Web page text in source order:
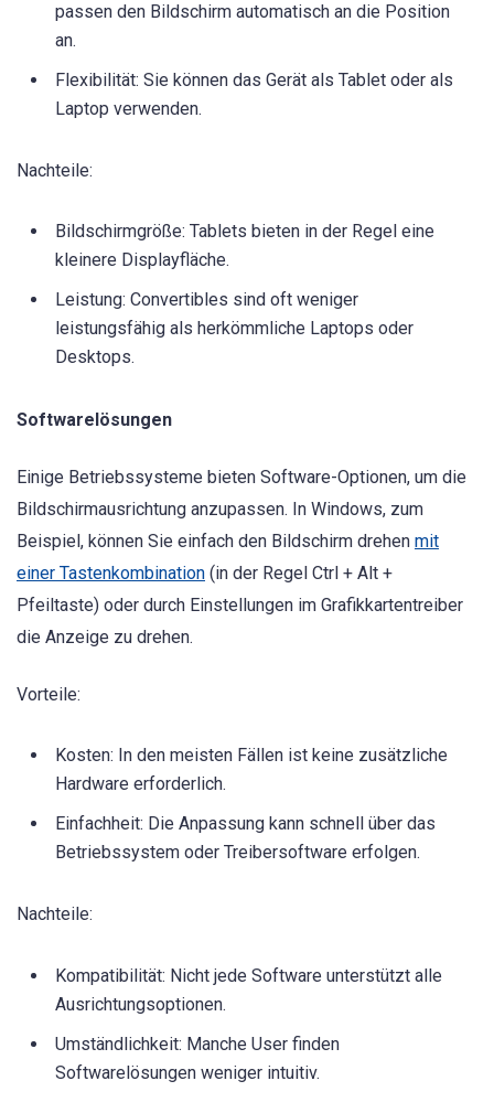
passen den Bildschirm automatisch an die Position
an.
Flexibilität: Sie können das Gerät als Tablet oder als
Laptop verwenden.
Nachteile:
Bildschirmgröße: Tablets bieten in der Regel eine
kleinere Displayfläche.
Leistung: Convertibles sind oft weniger
leistungsfähig als herkömmliche Laptops oder
Desktops.
Softwarelösungen
Einige Betriebssysteme bieten Software-Optionen, um die
Bildschirmausrichtung anzupassen. In Windows, zum
Beispiel, können Sie einfach den Bildschirm drehen mit
einer Tastenkombination (in der Regel Ctrl + Alt +
Pfeiltaste) oder durch Einstellungen im Grafikkartentreiber
die Anzeige zu drehen.
Vorteile:
Kosten: In den meisten Fällen ist keine zusätzliche
Hardware erforderlich.
Einfachheit: Die Anpassung kann schnell über das
Betriebssystem oder Treibersoftware erfolgen.
Nachteile:
Kompatibilität: Nicht jede Software unterstützt alle
Ausrichtungsoptionen.
Umständlichkeit: Manche User finden
Softwarelösungen weniger intuitiv.